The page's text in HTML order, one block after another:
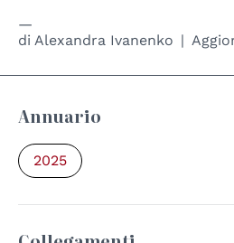
di Alexandra Ivanenko
Annuario
2025